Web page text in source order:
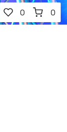
FAVORITER
ANTAL
0
KUNDVAGN
0